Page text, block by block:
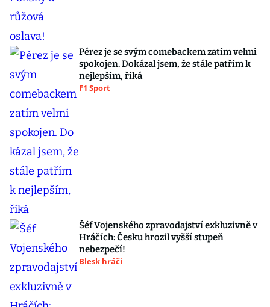
Pérez je se svým comebackem zatím velmi
spokojen. Dokázal jsem, že stále patřím k
nejlepším, říká
F1 Sport
Šéf Vojenského zpravodajství exkluzivně v
Hráčích: Česku hrozil vyšší stupeň
nebezpečí!
Blesk hráči